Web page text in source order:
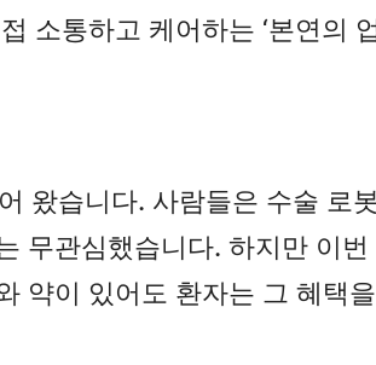
소통하고 케어하는 ‘본연의
왔습니다. 사람들은 수술 로
무관심했습니다. 하지만 이
약이 있어도 환자는 그 혜택